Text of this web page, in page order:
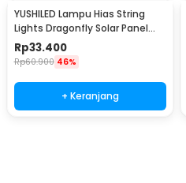
YUSHILED Lampu Hias String
Lights Dragonfly Solar Panel
IP65 8 Modes 20 LED - M088
Rp33.400
Rp60.900 46%
+ Keranjang